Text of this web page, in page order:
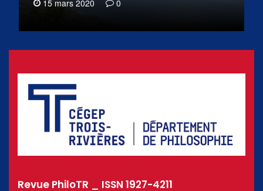
15 mars 2020 0
Revue PhiloTR _ ISSN 1927-4211